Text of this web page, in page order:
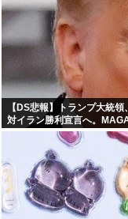
【DS悲報】トランプ大統
対イラン勝利宣言へ。